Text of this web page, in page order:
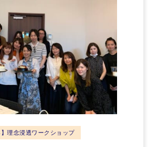
理念浸透ワークショップ